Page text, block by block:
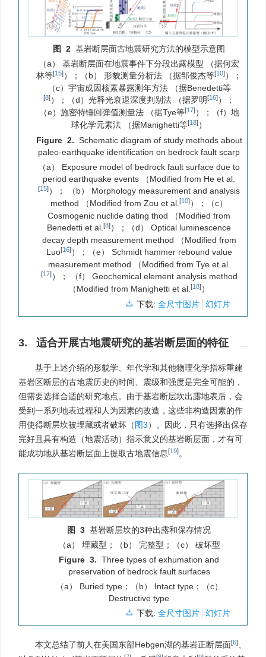
图 2 基岩断层面古地震研究方法的模型示意图
（a） 基岩断层面在地震事件下分段出露模型 （据何宏
林等[15]）；（b） 形貌测量分析法 （据邹俊杰等[10]）；
（c）宇宙成因核素暴露测年方法 （据Benedetti等
[8]）；（d）光释光衰退深度判别法 （据罗明[16]）；
（e）施密特锤回弹值测量法 （据Tye等[17]）；（f）地
球化学元素法 （据Manighetti等[18]）
Figure 2. Schematic diagram of study methods about
paleo-earthquake identification on bedrock fault scarp
（a） Exposure model of bedrock fault surface due to
period earthquake events （Modified from He et al.
[15]）； （b） Morphology measurement and analysis
method （Modified from Zou et al.[10]）；（c）
Cosmogenic nuclide dating thod （Modified from
Benedetti et al.[8]）；（d） Optical luminescence
decay depth measurement method （Modified from
Luo[16]）；（e） Schmidt hammer rebound value
measurement method （Modified from Tye et al.
[17]）； （f） Geochemical element analysis method
（Modified from Manighetti et al.[18]）
下载: 全尺寸图片 幻灯片
3. 适合开展古地震研究的基岩断层面的特征
基于上述介绍的形貌学、年代学和其他物理化学指标重建
基岩区断层的古地震历史的时间、震级和强度是完全可能的，
但需要选择合适的研究地点。由于基岩断层坎出露地表后，会
受到一系列地表过程和人为因素的改造，这些非构造因素的作
用使得断层坎被埋藏或者破坏（图3）。因此，只有选择出保存
完好且具有构造（地震活动）指示意义的基岩断层面，才有可
能成功地从基岩断层面上提取古地震信息[19]。
图 3 基岩断层坎的3种出露和保存情况
（a） 埋藏型；（b） 完整型；（c） 破坏型
Figure 3. Three types of exhumation and
preservation of bedrock fault surfaces
（a） Buried type；（b） Intact type；（c）
Destructive type
下载: 全尺寸图片 幻灯片
本文总结了前人在美国东部Hebgen湖的基岩正断层面[6]、